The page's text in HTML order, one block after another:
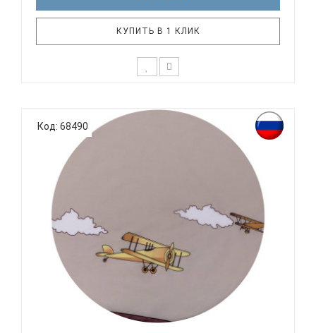
КУПИТЬ В 1 КЛИК
родитель подходит очень основательно. Ведь
ребенок большую часть времени проводит в
кровати. И натуральность тканей, нежный и
веселый рисунок, высокая устойчивость к частым
Код: 68490
ВОМБАТИК CLASSIC COLLECTION САМОЛЕТЫ -